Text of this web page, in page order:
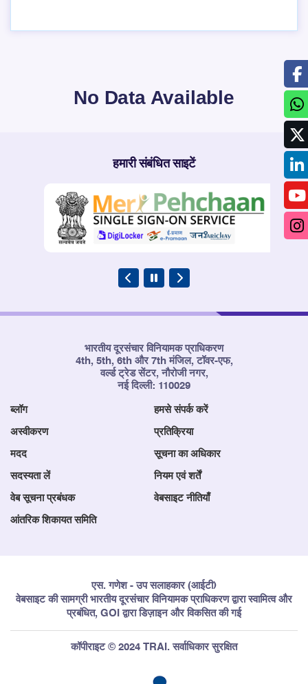
No Data Available
हमारी संबंधित साइटें
भारतीय दूरसंचार विनियामक प्राधिकरण
4th, 5th, 6th और 7th मंजिल, टॉवर-एफ,
वर्ल्ड ट्रेड सेंटर, नौरोजी नगर,
नई दिल्ली: 110029
ब्लॉग हमसे संपर्क करें
अस्वीकरण प्रतिक्रिया
मदद सूचना का अधिकार
सदस्यता लें नियम एवं शर्तें
वेब सूचना प्रबंधक वेबसाइट नीतियाँ
आंतरिक शिकायत समिति
एस. गणेश - उप सलाहकार (आईटी)
वेबसाइट की सामग्री भारतीय दूरसंचार विनियामक प्राधिकरण द्वारा स्वामित्व और
प्रबंधित, GOI द्वारा डिज़ाइन और विकसित की गई
कॉपीराइट © 2024 TRAI. सर्वाधिकार सुरक्षित